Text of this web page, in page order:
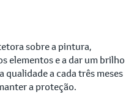
sobre a pintura,
elementos e a dar um brilho
a cada três meses
a proteção.